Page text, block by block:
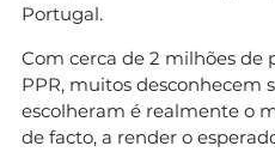
Portugal.
Com cerca de 2 milhões de
PPR, muitos desconhecem
escolheram é realmente o
de facto, a render o